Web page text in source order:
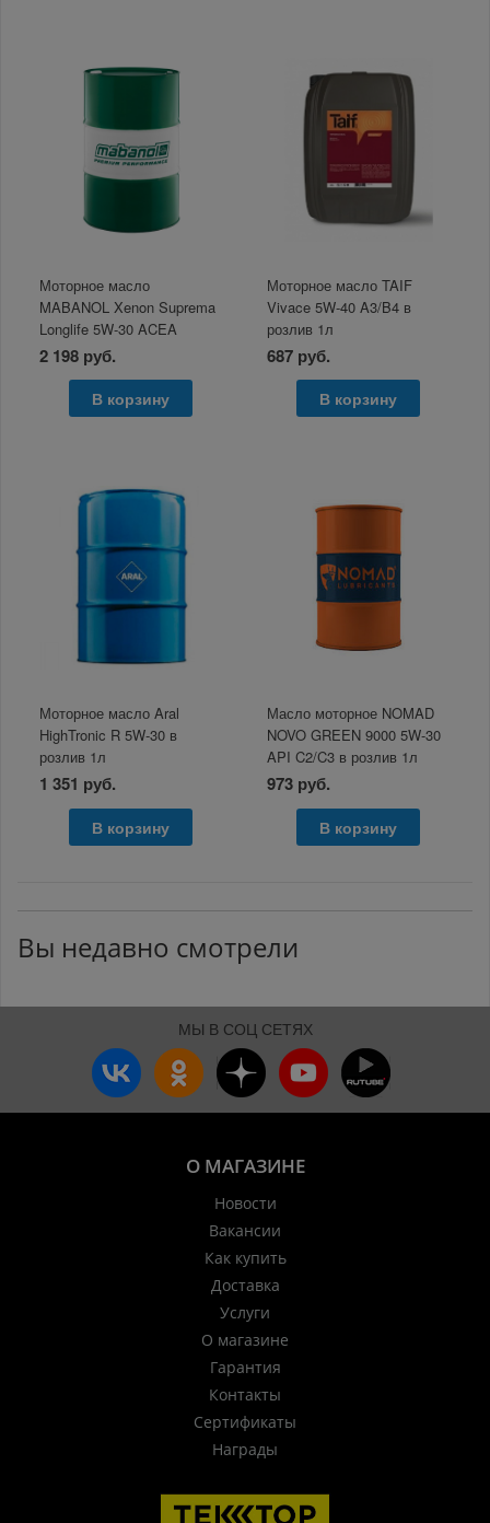
Моторное масло
MABANOL Xenon Suprema
Longlife 5W-30 ACEA
A3/B4/C3 1л розлив
2 198 руб.
В корзину
Моторное масло TAIF
Vivace 5W-40 A3/B4 в
розлив 1л
687 руб.
В корзину
Моторное масло Aral
HighTronic R 5W-30 в
розлив 1л
1 351 руб.
В корзину
Масло моторное NOMAD
NOVO GREEN 9000 5W-30
API C2/C3 в розлив 1л
973 руб.
В корзину
Вы недавно смотрели
МЫ В СОЦ СЕТЯХ
О МАГАЗИНЕ
Новости
Вакансии
Как купить
Доставка
Услуги
О магазине
Гарантия
Контакты
Сертификаты
Награды